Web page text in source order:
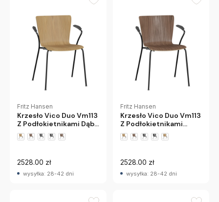
Fritz Hansen
Krzesło Vico Duo Vm113
Z Podłokietnikami Dąb
Fritz Hansen
2528.00 zł
wysyłka: 28-42 dni
Fritz Hansen
Krzesło Vico Duo Vm113
Z Podłokietnikami
Orzech Fritz Hansen
2528.00 zł
wysyłka: 28-42 dni